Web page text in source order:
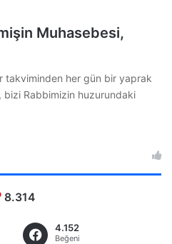
Muhasebesi,
takviminden her gün bir yaprak
bizi Rabbimizin huzurundaki
8.314
4.152
Beğeni